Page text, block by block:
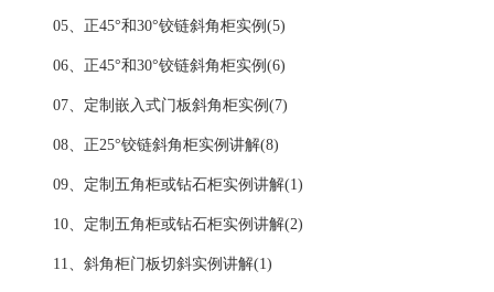
05、正45°和30°铰链斜角柜实例(5)
06、正45°和30°铰链斜角柜实例(6)
07、定制嵌入式门板斜角柜实例(7)
08、正25°铰链斜角柜实例讲解(8)
09、定制五角柜或钻石柜实例讲解(1)
10、定制五角柜或钻石柜实例讲解(2)
11、斜角柜门板切斜实例讲解(1)